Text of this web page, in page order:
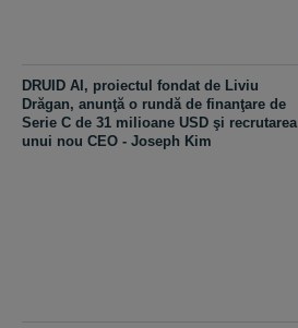
DRUID AI, proiectul fondat de Liviu
Drăgan, anunţă o rundă de finanţare de
Serie C de 31 milioane USD şi recrutarea
unui nou CEO - Joseph Kim